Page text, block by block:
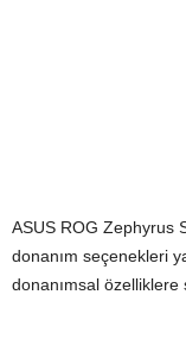
ASUS ROG Zephyrus
donanım seçenekleri
donanımsal özelliklere